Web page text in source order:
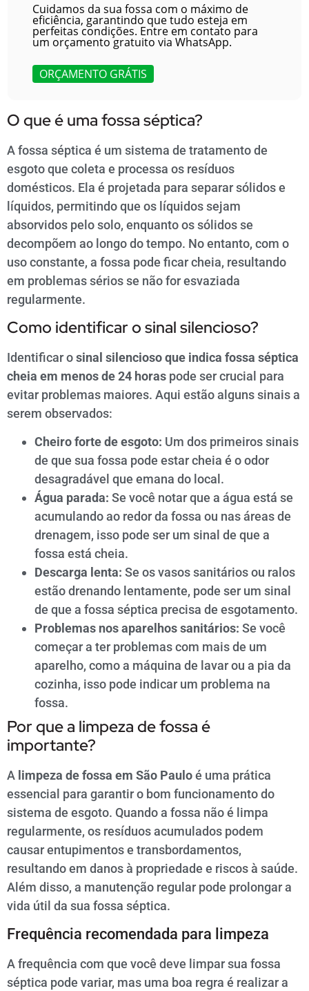
Cuidamos da sua fossa com o máximo de
eficiência, garantindo que tudo esteja em
perfeitas condições. Entre em contato para
um orçamento gratuito via WhatsApp.
ORÇAMENTO GRÁTIS
O que é uma fossa séptica?
A fossa séptica é um sistema de tratamento de
esgoto que coleta e processa os resíduos
domésticos. Ela é projetada para separar sólidos e
líquidos, permitindo que os líquidos sejam
absorvidos pelo solo, enquanto os sólidos se
decompõem ao longo do tempo. No entanto, com o
uso constante, a fossa pode ficar cheia, resultando
em problemas sérios se não for esvaziada
regularmente.
Como identificar o sinal silencioso?
Identificar osinal silencioso que indica fossa séptica
cheia em menos de 24 horas pode ser crucial para
evitar problemas maiores. Aqui estão alguns sinais a
serem observados:
Cheiro forte de esgoto: Um dos primeiros sinais
de que sua fossa pode estar cheia é o odor
desagradável que emana do local.
Água parada: Se você notar que a água está se
acumulando ao redor da fossa ou nas áreas de
drenagem, isso pode ser um sinal de que a
fossa está cheia.
Descarga lenta: Se os vasos sanitários ou ralos
estão drenando lentamente, pode ser um sinal
de que a fossa séptica precisa de esgotamento.
Problemas nos aparelhos sanitários: Se você
começar a ter problemas com mais de um
aparelho, como a máquina de lavar ou a pia da
cozinha, isso pode indicar um problema na
fossa.
Por que a limpeza de fossa é
importante?
A limpeza de fossa em São Pauloé uma prática
essencial para garantir o bom funcionamento do
sistema de esgoto. Quando a fossa não é limpa
regularmente, os resíduos acumulados podem
causar entupimentos e transbordamentos,
resultando em danos à propriedade e riscos à saúde.
Além disso, a manutenção regular pode prolongar a
vida útil da sua fossa séptica.
Frequência recomendada para limpeza
A frequência com que você deve limpar sua fossa
séptica pode variar, mas uma boa regra é realizar a